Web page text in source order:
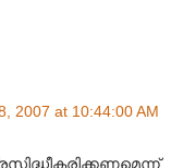
2007 at 10:44:00 AM